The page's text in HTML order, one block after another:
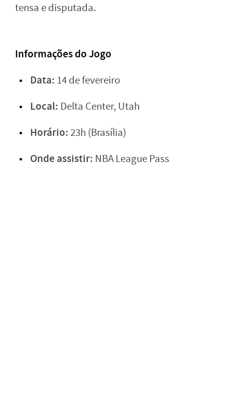
tensa e disputada.
Informações do Jogo
Data: 14 de fevereiro
Local: Delta Center, Utah
Horário: 23h (Brasília)
Onde assistir: NBA League Pass